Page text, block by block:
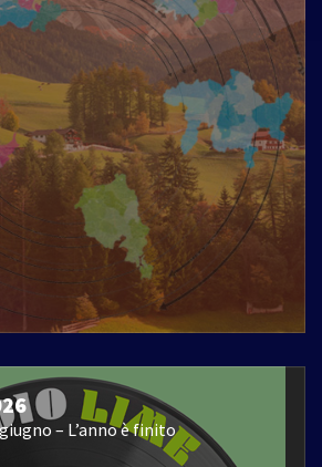
– L’anno è finito